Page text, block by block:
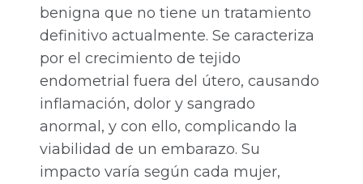
benigna que no tiene un tratamiento
definitivo actualmente. Se caracteriza
por el crecimiento de tejido
endometrial fuera del útero, causando
inflamación, dolor y sangrado
anormal, y con ello, complicando la
viabilidad de un embarazo. Su
impacto varía según cada mujer,